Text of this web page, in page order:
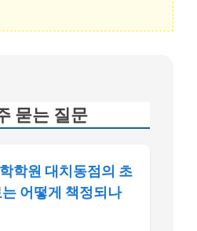
묻는 질문
학원 대치동점의 초
어떻게 책정되나